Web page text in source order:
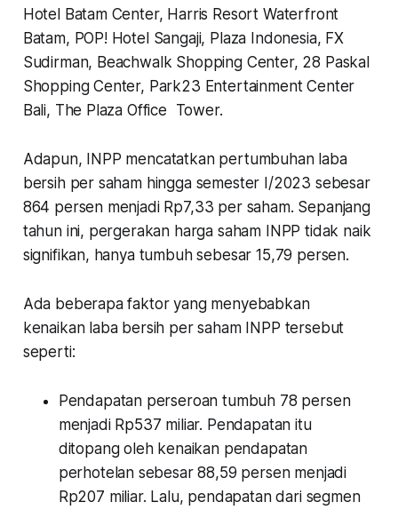
Hotel Batam Center, Harris Resort Waterfront
Batam, POP! Hotel Sangaji, Plaza Indonesia, FX
Sudirman, Beachwalk Shopping Center, 28 Paskal
Shopping Center, Park23 Entertainment Center
Bali, The Plaza Office Tower.
Adapun, INPP mencatatkan pertumbuhan laba
bersih per saham hingga semester I/2023 sebesar
864 persen menjadi Rp7,33 per saham. Sepanjang
tahun ini, pergerakan harga saham INPP tidak naik
signifikan, hanya tumbuh sebesar 15,79 persen.
Ada beberapa faktor yang menyebabkan
kenaikan laba bersih per saham INPP tersebut
seperti:
Pendapatan perseroan tumbuh 78 persen
menjadi Rp537 miliar. Pendapatan itu
ditopang oleh kenaikan pendapatan
perhotelan sebesar 88,59 persen menjadi
Rp207 miliar. Lalu, pendapatan dari segmen